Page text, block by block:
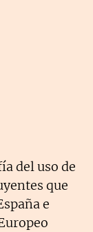
del uso de
que
e